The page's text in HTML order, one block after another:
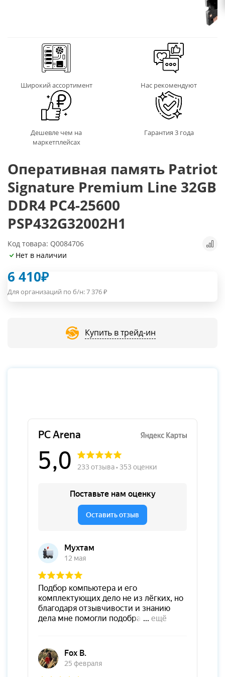
Широкий ассортимент Нас рекомендуют
Дешевле чем на
маркетплейсах
Гарантия 3 года
Оперативная память Patriot
Signature Premium Line 32GB
DDR4 PC4-25600
PSP432G32002H1
Код товара: Q0084706
Нет в наличии
6 410₽
Для организаций по б/н:7 376₽
Купить в трейд-ин